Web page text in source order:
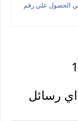
الحصول علي رقم
اي رسائل